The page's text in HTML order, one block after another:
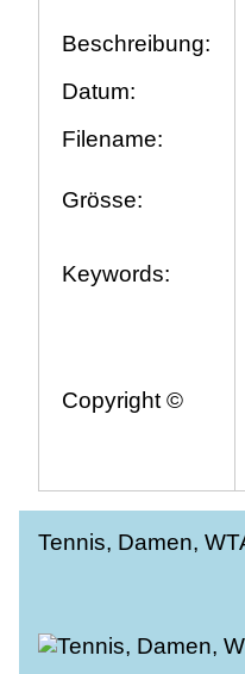
Beschreibung:
Datum:
Filename:
Grösse:
Keywords:
Copyright ©
Tennis, Damen,